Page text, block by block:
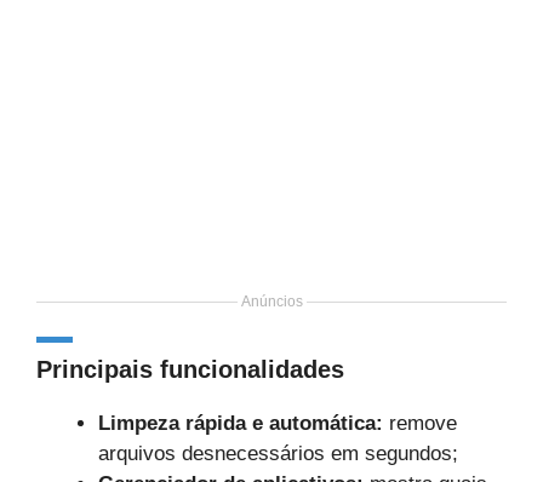
Anúncios
Principais funcionalidades
Limpeza rápida e automática: remove
arquivos desnecessários em segundos;